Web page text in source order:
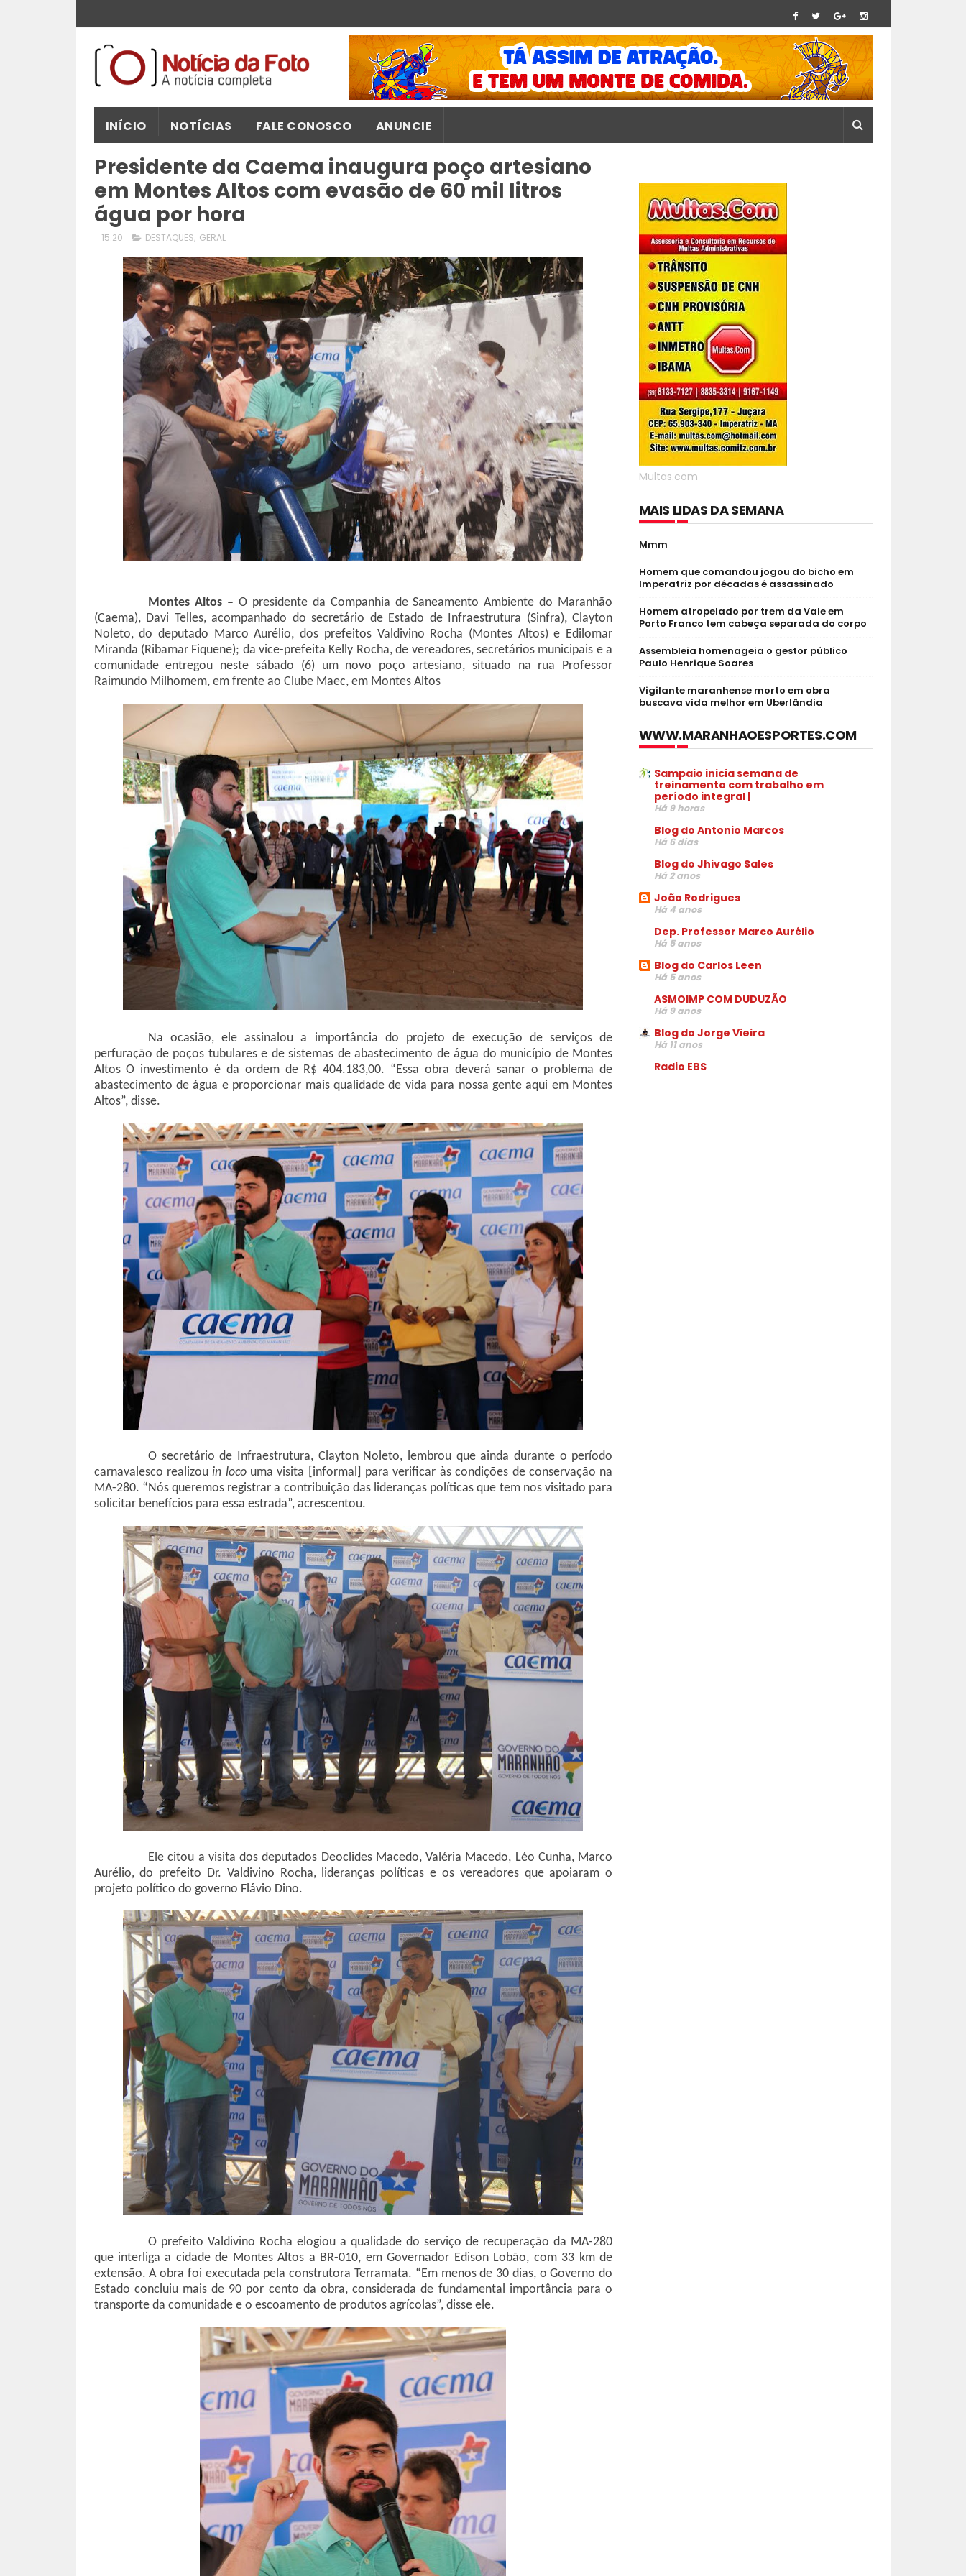
INÍCIO NOTÍCIAS FALE CONOSCO ANUNCIE
Presidente da Caema inaugura poço artesiano
em Montes Altos com evasão de 60 mil litros
água por hora
15:20 DESTAQUES, GERAL
Montes Altos – O presidente da Companhia de Saneamento Ambiente do Maranhão
(Caema), Davi Telles, acompanhado do secretário de Estado de Infraestrutura (Sinfra), Clayton
Noleto, do deputado Marco Aurélio, dos prefeitos Valdivino Rocha (Montes Altos) e Edilomar
Miranda (Ribamar Fiquene); da vice-prefeita Kelly Rocha, de vereadores, secretários municipais e a
comunidade entregou neste sábado (6) um novo poço artesiano, situado na rua Professor
Raimundo Milhomem, em frente ao Clube Maec, em Montes Altos
Na ocasião, ele assinalou a importância do projeto de execução de serviços de
perfuração de poços tubulares e de sistemas de abastecimento de água do município de Montes
Altos O investimento é da ordem de R$ 404.183,00. “Essa obra deverá sanar o problema de
abastecimento de água e proporcionar mais qualidade de vida para nossa gente aqui em Montes
Altos”, disse.
O secretário de Infraestrutura, Clayton Noleto, lembrou que ainda durante o período
carnavalesco realizouin locouma visita [informal] para verificar às condições de conservação na
MA-280. “Nós queremos registrar a contribuição das lideranças políticas que tem nos visitado para
solicitar benefícios para essa estrada”, acrescentou.
Ele citou a visita dos deputados Deoclides Macedo, Valéria Macedo, Léo Cunha, Marco
Aurélio, do prefeito Dr. Valdivino Rocha, lideranças políticas e os vereadores que apoiaram o
projeto político do governo Flávio Dino.
O prefeito Valdivino Rocha elogiou a qualidade do serviço de recuperação da MA-280
que interliga a cidade de Montes Altos a BR-010, em Governador Edison Lobão, com 33 km de
extensão. A obra foi executada pela construtora Terramata. “Em menos de 30 dias, o Governo do
Estado concluiu mais de 90 por cento da obra, considerada de fundamental importância para o
transporte da comunidade e o escoamento de produtos agrícolas”, disse ele.
Multas.com
MAIS LIDAS DA SEMANA
Mmm
Homem que comandou jogou do bicho em
Imperatriz por décadas é assassinado
Homem atropelado por trem da Vale em
Porto Franco tem cabeça separada do corpo
Assembleia homenageia o gestor público
Paulo Henrique Soares
Vigilante maranhense morto em obra
buscava vida melhor em Uberlândia
WWW.MARANHAOESPORTES.COM
Sampaio inicia semana de
treinamento com trabalho em
período integral |
Há 9 horas
Blog do Antonio Marcos
Há 6 dias
Blog do Jhivago Sales
Há 2 anos
João Rodrigues
Há 4 anos
Dep. Professor Marco Aurélio
Há 5 anos
Blog do Carlos Leen
Há 5 anos
ASMOIMP COM DUDUZÃO
Há 9 anos
Blog do Jorge Vieira
Há 11 anos
Radio EBS